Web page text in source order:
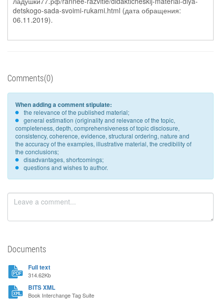
detskogo-sada-svoimi-rukami.html (дата обращения:
06.11.2019).
Comments(0)
When adding a comment stipulate:
the relevance of the published material;
general estimation (originality and relevance of the topic,
completeness, depth, comprehensiveness of topic disclosure,
consistency, coherence, evidence, structural ordering, nature and
the accuracy of the examples, illustrative material, the credibility of
the conclusions;
disadvantages, shortcomings;
questions and wishes to author.
Documents
Full text
314.62Kb
BITS XML
Book Interchange Tag Suite